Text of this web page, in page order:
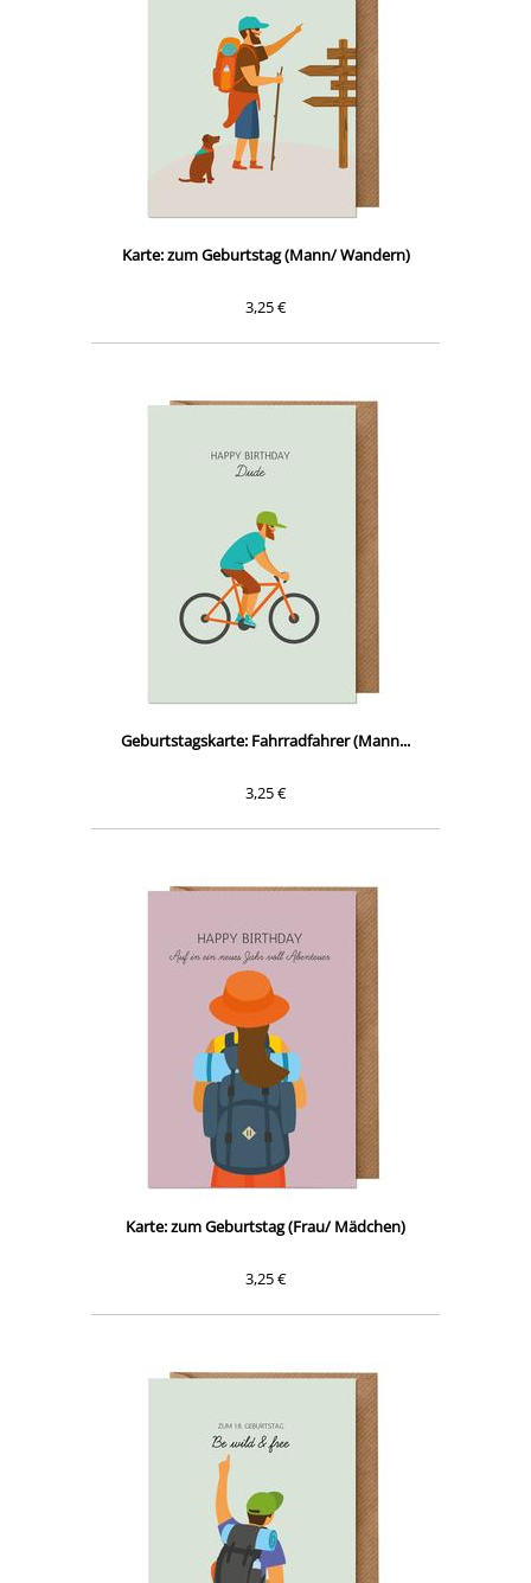
Karte: zum Geburtstag (Mann/ Wandern)
3,25 €
Geburtstagskarte: Fahrradfahrer (Mann...
3,25 €
Karte: zum Geburtstag (Frau/ Mädchen)
3,25 €